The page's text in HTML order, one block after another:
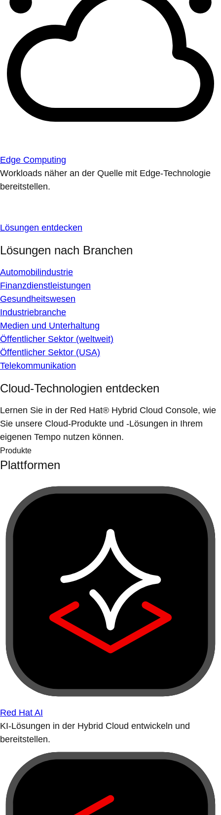
Edge Computing
Workloads näher an der Quelle mit Edge-Technologie
bereitstellen.
Lösungen entdecken
Lösungen nach Branchen
Automobilindustrie
Finanzdienstleistungen
Gesundheitswesen
Industriebranche
Medien und Unterhaltung
Öffentlicher Sektor (weltweit)
Öffentlicher Sektor (USA)
Telekommunikation
Cloud-Technologien entdecken
Lernen Sie in der Red Hat® Hybrid Cloud Console, wie
Sie unsere Cloud-Produkte und -Lösungen in Ihrem
eigenen Tempo nutzen können.
Produkte
Plattformen
Red Hat AI
KI-Lösungen in der Hybrid Cloud entwickeln und
bereitstellen.